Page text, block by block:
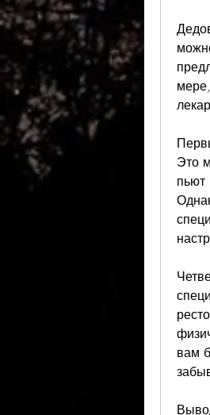
Это
пьют
вам